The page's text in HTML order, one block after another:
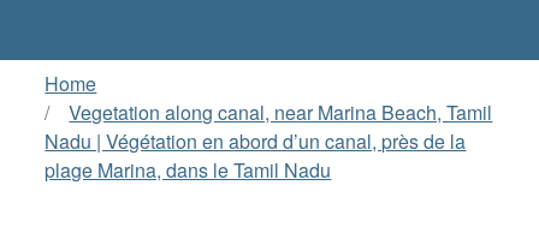
Home
Vegetation along canal, near Marina Beach, Tamil
Nadu | Végétation en abord d’un canal, près de la
plage Marina, dans le Tamil Nadu